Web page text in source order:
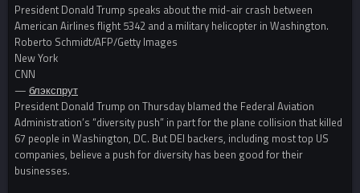
President Donald Trump speaks about the mid-air crash between
American Airlines flight 5342 and a military helicopter in Washington.
Roberto Schmidt/AFP/Getty Images
New York
CNN
— блэкспрут
President Donald Trump on Thursday blamed the Federal Aviation
Administration’s “diversity push” in part for the plane collision that killed
67 people in Washington, DC. But DEI backers, including most top US
companies, believe a push for diversity has been good for their
businesses.